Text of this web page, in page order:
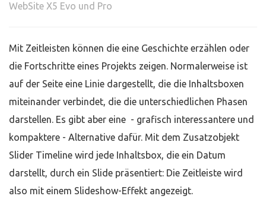
WebSite X5 Evo und Pro
Mit Zeitleisten können die eine Geschichte erzählen oder
die Fortschritte eines Projekts zeigen. Normalerweise ist
auf der Seite eine Linie dargestellt, die die Inhaltsboxen
miteinander verbindet, die die unterschiedlichen Phasen
darstellen. Es gibt aber eine - grafisch interessantere und
kompaktere - Alternative dafür. Mit dem Zusatzobjekt
Slider Timeline wird jede Inhaltsbox, die ein Datum
darstellt, durch ein Slide präsentiert: Die Zeitleiste wird
also mit einem Slideshow-Effekt angezeigt.